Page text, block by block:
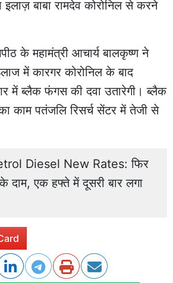
इलाज़ बाबा रामदेव कोरोनिल से करने
के महामंत्री आचार्य बालकृष्ण ने
में कारगर कोरोनिल के बाद
में ब्लैक फंगस की दवा उतारेगी। ब्लैक
काम पतंजलि रिसर्च सेंटर में तेजी से
Diesel New Rates: फिर
दाम, एक हफ्ते में दूसरी बार लगा